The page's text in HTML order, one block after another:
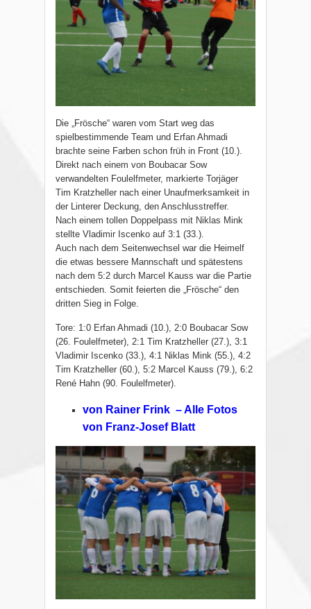
Die „Frösche“ waren vom Start weg das
spielbestimmende Team und Erfan Ahmadi
brachte seine Farben schon früh in Front (10.).
Direkt nach einem von Boubacar Sow
verwandelten Foulelfmeter, markierte Torjäger
Tim Kratzheller nach einer Unaufmerksamkeit in
der Linterer Deckung, den Anschlusstreffer.
Nach einem tollen Doppelpass mit Niklas Mink
stellte Vladimir Iscenko auf 3:1 (33.).
Auch nach dem Seitenwechsel war die Heimelf
die etwas bessere Mannschaft und spätestens
nach dem 5:2 durch Marcel Kauss war die Partie
entschieden. Somit feierten die „Frösche“ den
dritten Sieg in Folge.
Tore: 1:0 Erfan Ahmadi (10.), 2:0 Boubacar Sow
(26. Foulelfmeter), 2:1 Tim Kratzheller (27.), 3:1
Vladimir Iscenko (33.), 4:1 Niklas Mink (55.), 4:2
Tim Kratzheller (60.), 5:2 Marcel Kauss (79.), 6:2
René Hahn (90. Foulelfmeter).
von Rainer Frink – Alle Fotos
von Franz-Josef Blatt